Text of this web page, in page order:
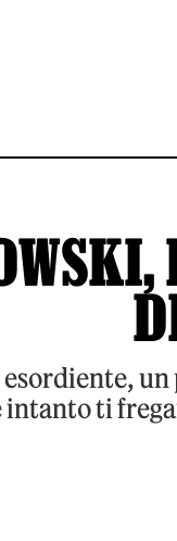
esordiente,
intanto ti